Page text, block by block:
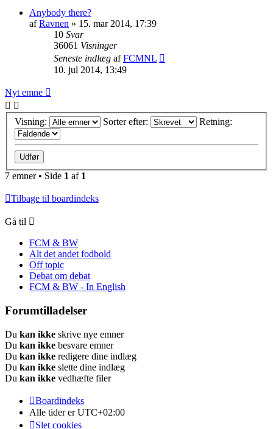
Anybody there?
afRavnen » 15. mar 2014, 17:39
10 Svar
36061 Visninger
Seneste indlæg afFCMNL
10. jul 2014, 13:49
Nyt emne
Visning: Sorter efter: Retning:
7 emner • Side 1 af 1
Tilbage til boardindeks
Gå til
FCM & BW
Alt det andet fodbold
Off topic
Debat om debat
FCM & BW - In English
Forumtilladelser
Du kan ikke skrive nye emner
Du kan ikke besvare emner
Du kan ikke redigere dine indlæg
Du kan ikke slette dine indlæg
Du kan ikke vedhæfte filer
Boardindeks
Alle tider erUTC+02:00
Slet cookies